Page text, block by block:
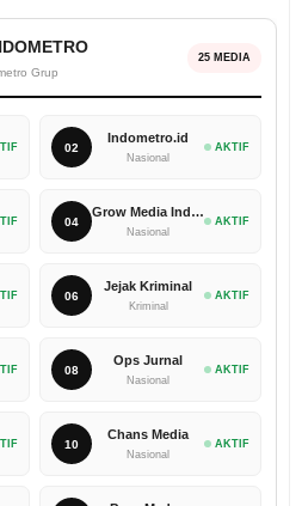
Grup
25 MEDIA
02
Indometro.id
Nasional
AKTIF
04
Grow Media Indonesia
Nasional
AKTIF
06
Jejak Kriminal
Kriminal
AKTIF
08
Ops Jurnal
Nasional
AKTIF
10
Chans Media
Nasional
AKTIF